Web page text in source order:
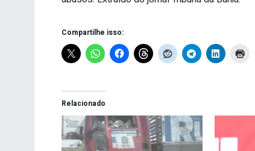
Compartilhe isso:
Relacionado